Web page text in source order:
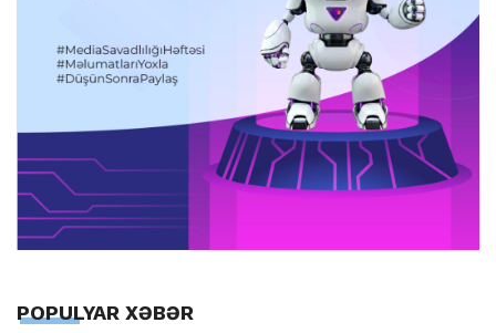
POPULYAR XƏBƏR